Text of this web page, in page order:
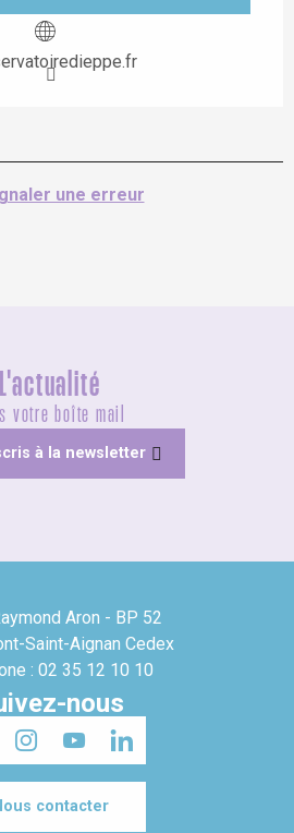
une erreur
L'actualité
votre boîte mail
à la newsletter
Aron - BP 52
Saint-Aignan Cedex
: 02 35 12 10 10
nous
contacter